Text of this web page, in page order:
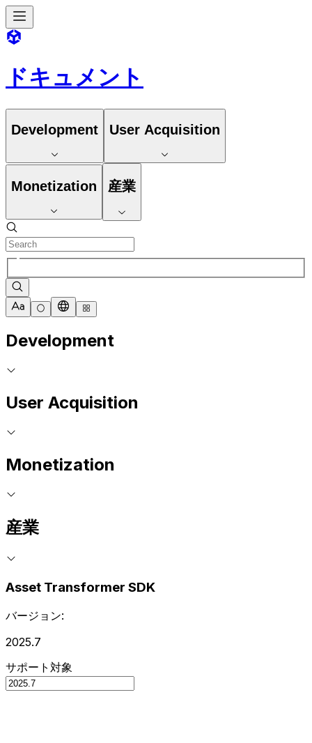
ドキュメント
Development User Acquisition
Monetization 産業
Development
User Acquisition
Monetization
産業
Asset Transformer SDK
バージョン:
2025.7
サポート対象